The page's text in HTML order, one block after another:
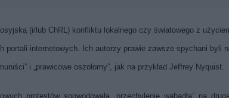
(i/lub ChRL) konfliktu lokalnego czy światowego z
portali internetowych. Ich autorzy prawie zawsze spychani byli
i „prawicowe oszołomy”, jak na przykład Jeffrey Nyquist.
protestów spowodowała „przechylenie wahadła” na